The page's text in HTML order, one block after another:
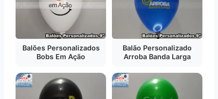
Balões Personalizados
Bobs Em Ação
Balão Personalizado
Arroba Banda Larga